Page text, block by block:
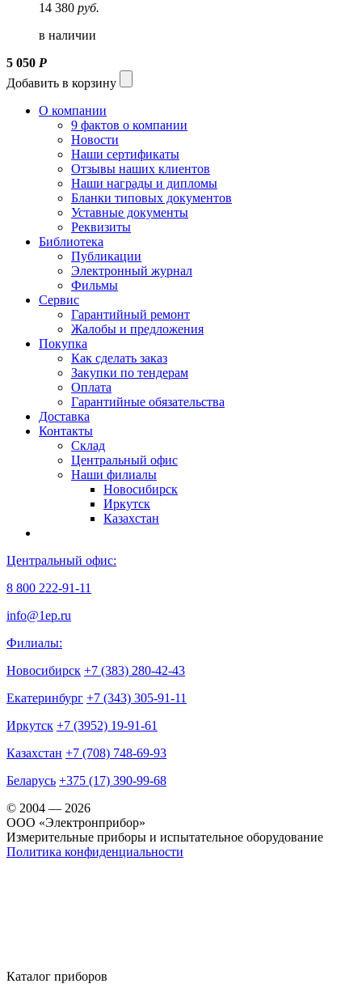
14 380 руб.
в наличии
5 050 Р
Добавить в корзину
О компании
9 фактов о компании
Новости
Наши сертификаты
Отзывы наших клиентов
Наши награды и дипломы
Бланки типовых документов
Уставные документы
Реквизиты
Библиотека
Публикации
Электронный журнал
Фильмы
Сервис
Гарантийный ремонт
Жалобы и предложения
Покупка
Как сделать заказ
Закупки по тендерам
Оплата
Гарантийные обязательства
Доставка
Контакты
Склад
Центральный офис
Наши филиалы
Новосибирск
Иркутск
Казахстан
Центральный офис:
8 800 222-91-11
info@1ep.ru
Филиалы:
Новосибирск +7 (383) 280-42-43
Екатеринбург +7 (343) 305-91-11
Иркутск +7 (3952) 19-91-61
Казахстан +7 (708) 748-69-93
Беларусь +375 (17) 390-99-68
© 2004 — 2026
OOO «Электронприбор»
Измерительные приборы и испытательное оборудование
Политика конфиденциальности
Каталог приборов